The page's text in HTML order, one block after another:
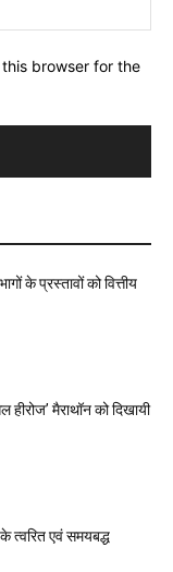
browser for the
के प्रस्तावों को वित्तीय
हीरोज’ मैराथॉन को दिखायी
एवं समयबद्ध